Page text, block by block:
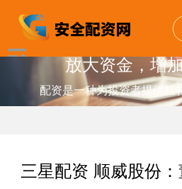
放大资金，增
配资是一种为投资者提供杠
三星配资 顺威股份